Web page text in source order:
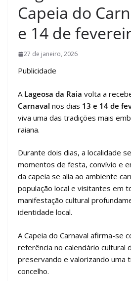
Capeia do
e 14 de
27 de janeiro, 2026
Publicidade
A Lageosa da Raia volta a
Carnaval nos dias 13 e 14 de
viva uma das tradições mais
raiana.
Durante dois dias, a localidade
momentos de festa, convívio e
da capeia se alia ao ambiente
população local e visitantes em
manifestação cultural
identidade local.
A Capeia do Carnaval afirma-se
referência no calendário cultural
preservando e valorizando uma
concelho.